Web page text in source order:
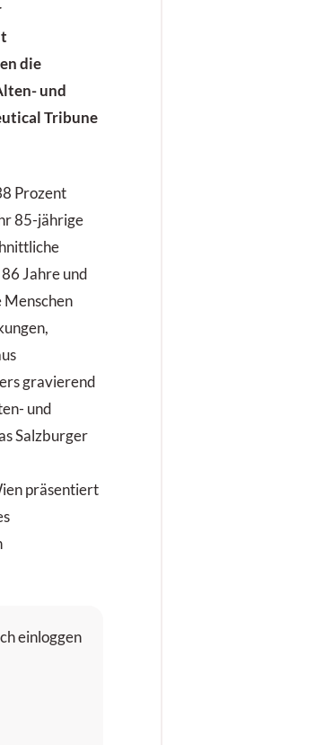
die
und
Tribune
Prozent
85-jährige
Jahre und
Menschen
gravierend
und
Salzburger
präsentiert
einloggen